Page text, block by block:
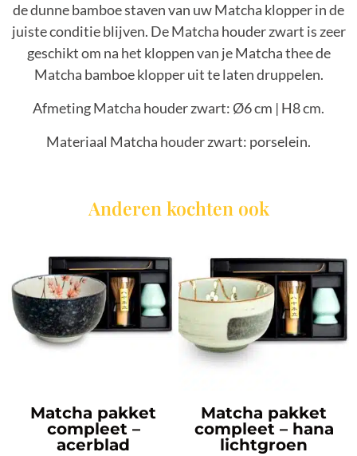
de dunne bamboe staven van uw Matcha klopper in de
juiste conditie blijven. De Matcha houder zwart is zeer
geschikt om na het kloppen van je Matcha thee de
Matcha bamboe klopper uit te laten druppelen.
Afmeting Matcha houder zwart: Ø6 cm | H8 cm.
Materiaal Matcha houder zwart: porselein.
Anderen kochten ook
Matcha pakket
compleet –
acerblad
Matcha pakket
compleet – hana
lichtgroen